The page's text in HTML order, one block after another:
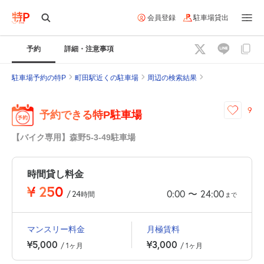
会員登録 駐車場貸出
予約 詳細・注意事項
駐車場予約の特P 町田駅近くの駐車場 周辺の検索結果
予約できる特P駐車場
【バイク専用】森野5-3-49駐車場
9
時間貸し料金
¥ 250 /24時間 0:00 〜 24:00 まで
マンスリー料金
¥5,000 / 1ヶ月
月極賃料
¥3,000 / 1ヶ月